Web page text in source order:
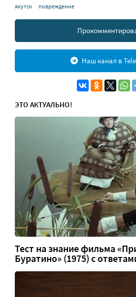
якутск повреждение
Наш канал в
ЭТО АКТУАЛЬНО!
Тест на знание фильма
Буратино» (1975) с